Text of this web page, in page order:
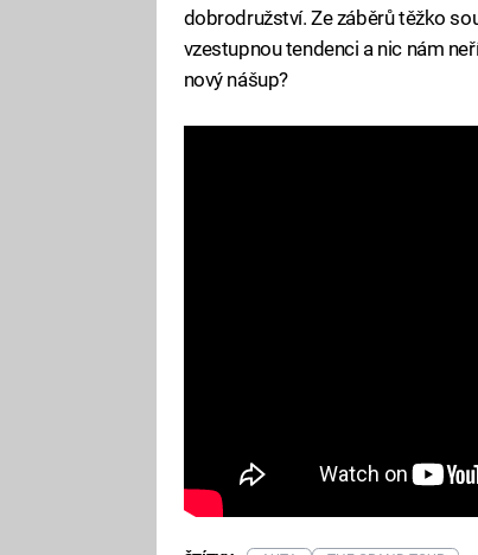
dobrodružství. Ze záběrů těžko
vzestupnou tendenci a nic nám
nový nášup?